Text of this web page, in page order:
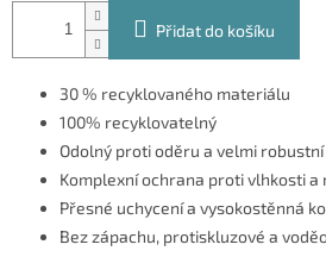
Přidat do košíku
30 % recyklovaného materiálu
100% recyklovatelný
Odolný proti oděru a velmi robustní
Komplexní ochrana proti vlhkosti a
Přesné uchycení a vysokostěnná
Bez zápachu, protiskluzové a